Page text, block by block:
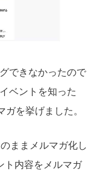
できなかったので
ベントを知った
を挙げました。
ままメルマガ化し
ト内容をメルマガ